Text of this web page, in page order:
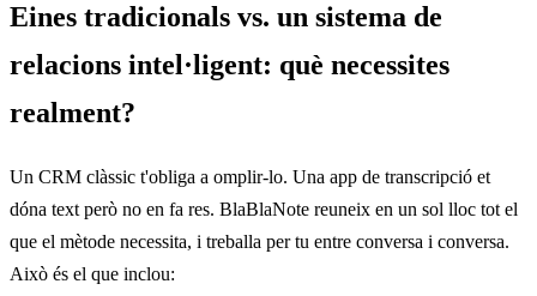
Eines tradicionals vs. un sistema de
relacions intel·ligent: què necessites
realment?
Un CRM clàssic t'obliga a omplir-lo. Una app de transcripció et
dóna text però no en fa res. BlaBlaNote reuneix en un sol lloc tot el
que el mètode necessita, i treballa per tu entre conversa i conversa.
Això és el que inclou: